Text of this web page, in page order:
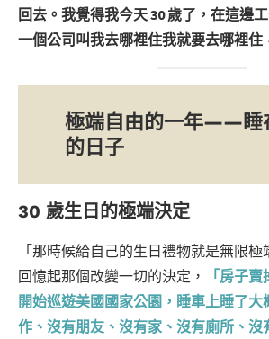
回去。我覺得我今天 30 歲了，在這邊
一個公司叫我去哪裡住我就要去哪裡住
極端自由的一年——睡
的日子
30 歲生日的極端決定
「那時候給自己的生日禮物就是無限
回憶起那個改變一切的決定，
「房子
開始巡遊美國國家公園，睡車上睡了
作、沒有朋友、沒有家、沒有廁所、沒